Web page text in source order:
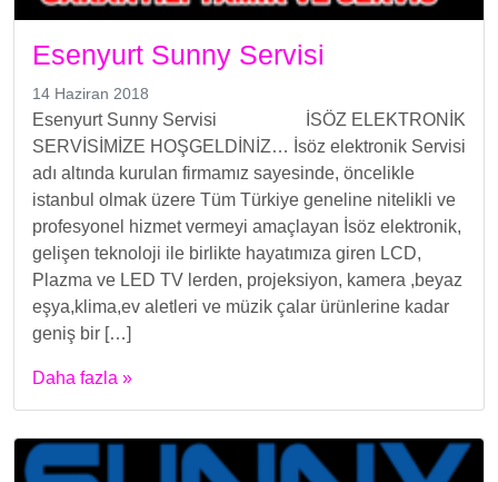
Esenyurt Sunny Servisi
14 Haziran 2018
Esenyurt Sunny Servisi İSÖZ ELEKTRONİK
SERVİSİMİZE HOŞGELDİNİZ… İsöz elektronik Servisi
adı altında kurulan firmamız sayesinde, öncelikle
istanbul olmak üzere Tüm Türkiye geneline nitelikli ve
profesyonel hizmet vermeyi amaçlayan İsöz elektronik,
gelişen teknoloji ile birlikte hayatımıza giren LCD,
Plazma ve LED TV lerden, projeksiyon, kamera ,beyaz
eşya,klima,ev aletleri ve müzik çalar ürünlerine kadar
geniş bir […]
Daha fazla »